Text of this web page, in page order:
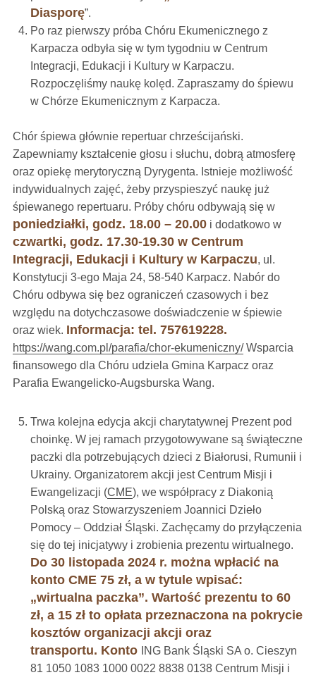
Diasporę”.
Po raz pierwszy próba Chóru Ekumenicznego z
Karpacza odbyła się w tym tygodniu w Centrum
Integracji, Edukacji i Kultury w Karpaczu.
Rozpoczęliśmy naukę kolęd. Zapraszamy do śpiewu
w Chórze Ekumenicznym z Karpacza.
Chór śpiewa głównie repertuar chrześcijański.
Zapewniamy kształcenie głosu i słuchu, dobrą atmosferę
oraz opiekę merytoryczną Dyrygenta. Istnieje możliwość
indywidualnych zajęć, żeby przyspieszyć naukę już
śpiewanego repertuaru. Próby chóru odbywają się w
poniedziałki, godz. 18.00 – 20.00i dodatkowo w
czwartki, godz. 17.30-19.30 w Centrum
Integracji, Edukacji i Kultury w Karpaczu, ul.
Konstytucji 3-ego Maja 24, 58-540 Karpacz. Nabór do
Chóru odbywa się bez ograniczeń czasowych i bez
względu na dotychczasowe doświadczenie w śpiewie
oraz wiek. Informacja: tel. 757619228.
https://wang.com.pl/parafia/chor-ekumeniczny/Wsparcia
finansowego dla Chóru udziela Gmina Karpacz oraz
Parafia Ewangelicko-Augsburska Wang.
Trwa kolejna edycja akcji charytatywnej Prezent pod
choinkę. W jej ramach przygotowywane są świąteczne
paczki dla potrzebujących dzieci z Białorusi, Rumunii i
Ukrainy. Organizatorem akcji jest Centrum Misji i
Ewangelizacji (CME), we współpracy z Diakonią
Polską oraz Stowarzyszeniem Joannici Dzieło
Pomocy – Oddział Śląski. Zachęcamy do przyłączenia
się do tej inicjatywy i zrobienia prezentu wirtualnego.
Do 30 listopada 2024 r. można wpłacić na
konto CME 75 zł, a w tytule wpisać:
„wirtualna paczka”. Wartość prezentu to 60
zł, a 15 zł to opłata przeznaczona na pokrycie
kosztów organizacji akcji oraz
transportu. Konto
ING Bank Śląski SA o. Cieszyn
81 1050 1083 1000 0022 8838 0138 Centrum Misji i